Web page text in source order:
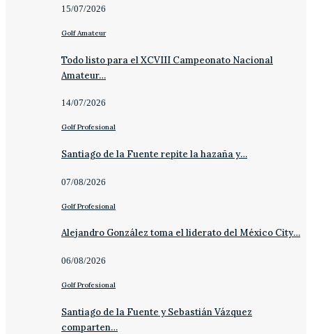
15/07/2026
Golf Amateur
Todo listo para el XCVIII Campeonato Nacional
Amateur…
14/07/2026
Golf Profesional
Santiago de la Fuente repite la hazaña y…
07/08/2026
Golf Profesional
Alejandro González toma el liderato del México City…
06/08/2026
Golf Profesional
Santiago de la Fuente y Sebastián Vázquez
comparten…